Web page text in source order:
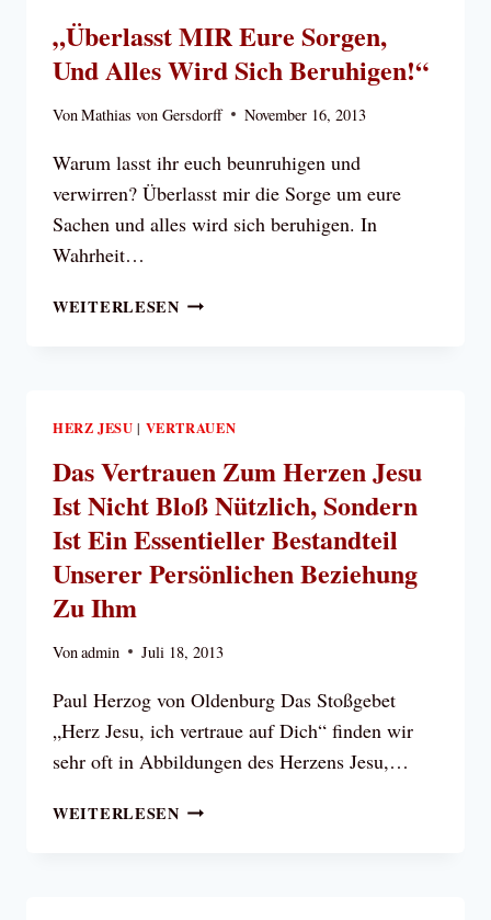
„Überlasst MIR Eure Sorgen,
Und Alles Wird Sich Beruhigen!“
VonMathias von Gersdorff November 16, 2013
Warum lasst ihr euch beunruhigen und
verwirren? Überlasst mir die Sorge um eure
Sachen und alles wird sich beruhigen. In
Wahrheit…
WEITERLESEN„ÜBERLASST
ALLES
SICH
BERUHIGEN!“
HERZ JESU | VERTRAUEN
Das Vertrauen Zum Herzen Jesu
Ist Nicht Bloß Nützlich, Sondern
Ist Ein Essentieller Bestandteil
Unserer Persönlichen Beziehung
Zu Ihm
Vonadmin Juli 18, 2013
Paul Herzog von Oldenburg Das Stoßgebet
„Herz Jesu, ich vertraue auf Dich“ finden wir
sehr oft in Abbildungen des Herzens Jesu,…
WEITERLESENDAS